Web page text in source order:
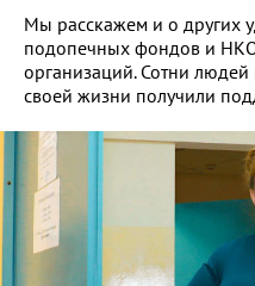
Мы расскажем и о других
подопечных фондов и
организаций. Сотни
своей жизни получили